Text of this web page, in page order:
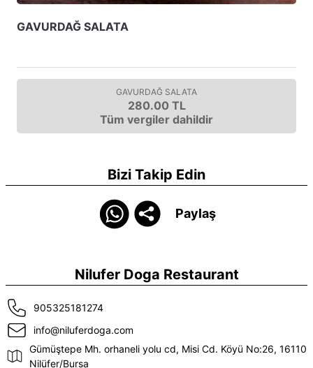
GAVURDAĞ SALATA
GAVURDAĞ SALATA
280.00 TL
Tüm vergiler dahildir
Bizi Takip Edin
Paylaş
Nilufer Doga Restaurant
905325181274
info@niluferdoga.com
Gümüştepe Mh. orhaneli yolu cd, Misi Cd. Köyü No:26, 16110
Nilüfer/Bursa